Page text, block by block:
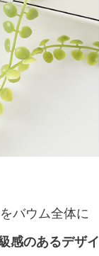
バウム全体に
感のあるデザイ